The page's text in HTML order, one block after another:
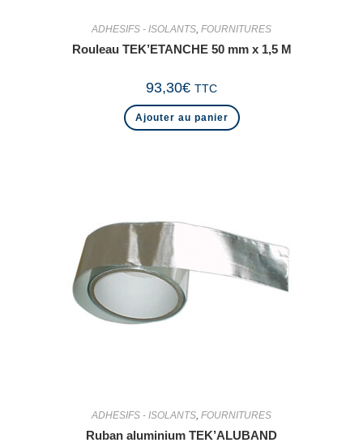
ADHESIFS - ISOLANTS, FOURNITURES
Rouleau TEK’ETANCHE 50 mm x 1,5 M
93,30€ TTC
Ajouter au panier
ADHESIFS - ISOLANTS FOURNITURES
Ruban aluminium TEK’ALUBAND